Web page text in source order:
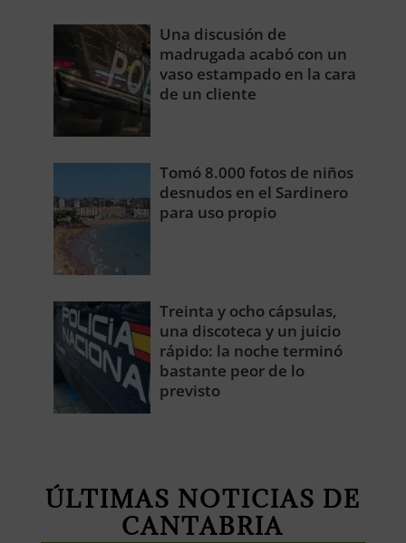
Una discusión de
madrugada acabó con un
vaso estampado en la cara
de un cliente
Tomó 8.000 fotos de niños
desnudos en el Sardinero
para uso propio
Treinta y ocho cápsulas,
una discoteca y un juicio
rápido: la noche terminó
bastante peor de lo
previsto
ÚLTIMAS NOTICIAS DE
CANTABRIA